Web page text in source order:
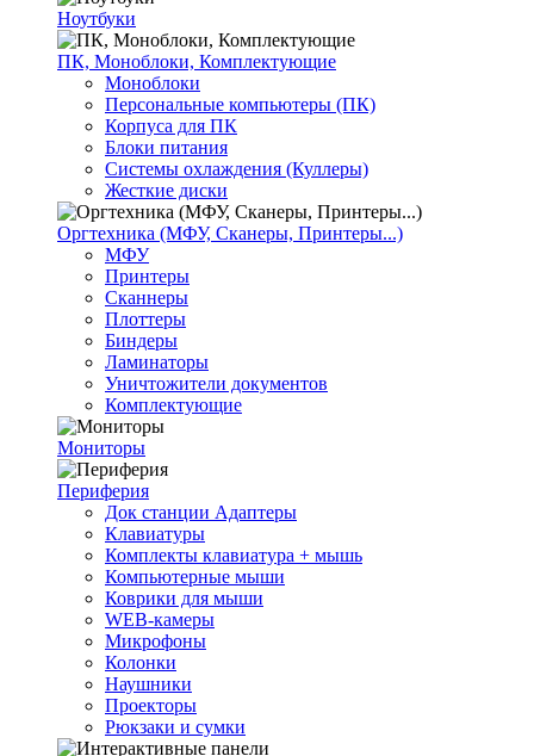
Ноутбуки
ПК, Моноблоки, Комплектующие
Моноблоки
Персональные компьютеры (ПК)
Корпуса для ПК
Блоки питания
Системы охлаждения (Куллеры)
Жесткие диски
Оргтехника (МФУ, Сканеры, Принтеры...)
МФУ
Принтеры
Сканнеры
Плоттеры
Биндеры
Ламинаторы
Уничтожители документов
Комплектующие
Мониторы
Периферия
Док станции Адаптеры
Клавиатуры
Комплекты клавиатура + мышь
Компьютерные мыши
Коврики для мыши
WEB-камеры
Микрофоны
Колонки
Наушники
Проекторы
Рюкзаки и сумки